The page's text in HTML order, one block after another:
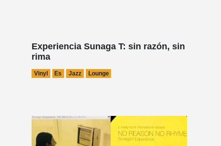
Experiencia Sunaga T: sin razón, sin
rima
Vinyl Es Jazz Lounge